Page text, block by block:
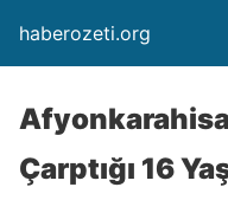
haberozeti.org
Çarptığı 16